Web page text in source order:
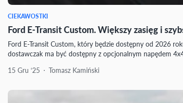
CIEKAWOSTKI
Ford E-Transit Custom. Większy zasięg i
Ford E-Transit Custom, który będzie dostępny od 2026
dostawczak ma być dostępny z opcjonalnym napędem
15 Gru ‘25
Tomasz Kamiński